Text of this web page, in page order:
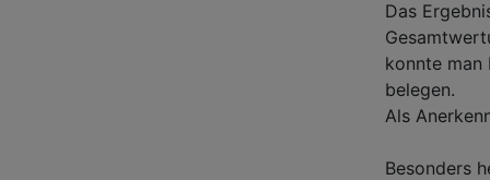
Das
konnte man
belegen.
Als
Besonders